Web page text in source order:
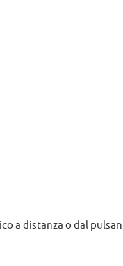
a distanza o dal